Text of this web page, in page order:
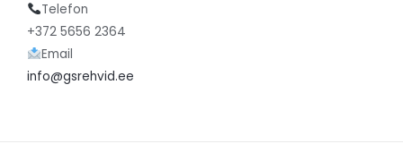
Telefon
+372 5656 2364
Email
info@gsrehvid.ee